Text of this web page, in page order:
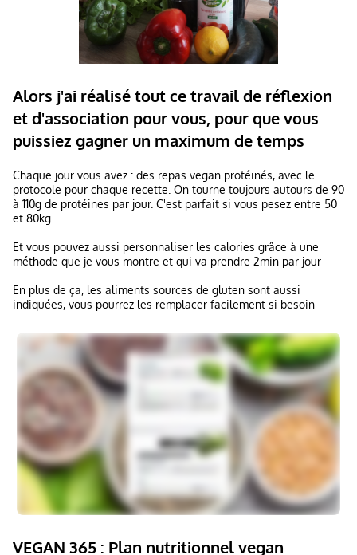
Alors j'ai réalisé tout ce travail de réflexion
et d'association pour vous, pour que vous
puissiez gagner un maximum de temps
Chaque jour vous avez : des repas vegan protéinés, avec le
protocole pour chaque recette. On tourne toujours autours de 90
à 110g de protéines par jour. C'est parfait si vous pesez entre 50
et 80kg
Et vous pouvez aussi personnaliser les calories grâce à une
méthode que je vous montre et qui va prendre 2min par jour
En plus de ça, les aliments sources de gluten sont aussi
indiquées, vous pourrez les remplacer facilement si besoin
VEGAN 365 : Plan nutritionnel vegan